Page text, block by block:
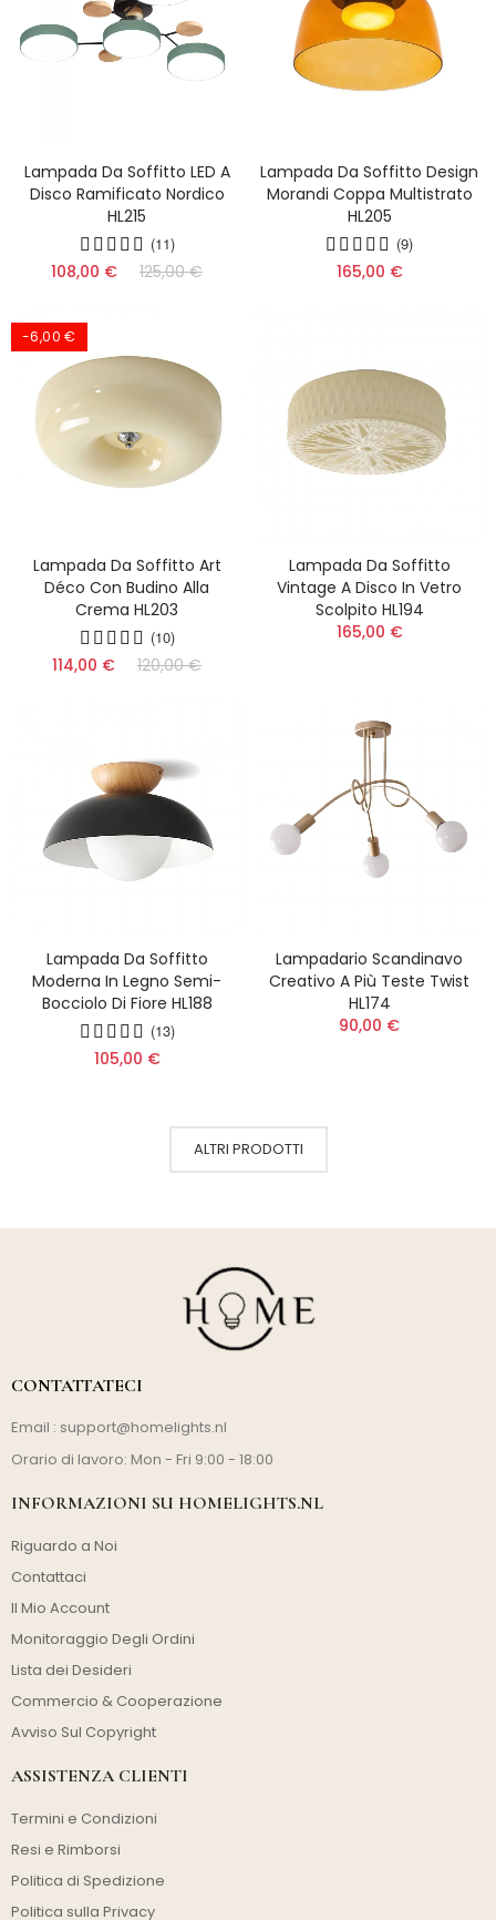
Lampada Da Soffitto LED A
Disco Ramificato Nordico
HL215
(11)
108,00 € 125,00 €
Lampada Da Soffitto Design
Morandi Coppa Multistrato
HL205
(9)
165,00 €
-6,00 €
Lampada Da Soffitto Art
Déco Con Budino Alla
Crema HL203
(10)
114,00 € 120,00 €
Lampada Da Soffitto
Vintage A Disco In Vetro
Scolpito HL194
165,00 €
Lampada Da Soffitto
Moderna In Legno Semi-
Bocciolo Di Fiore HL188
(13)
105,00 €
Lampadario Scandinavo
Creativo A Più Teste Twist
HL174
90,00 €
ALTRI PRODOTTI
CONTATTATECI
Email : support@homelights.nl
Orario di lavoro: Mon - Fri 9:00 - 18:00
INFORMAZIONI SU HOMELIGHTS.NL
Riguardo a Noi
Contattaci
Il Mio Account
Monitoraggio Degli Ordini
Lista dei Desideri
Commercio & Cooperazione
Avviso Sul Copyright
ASSISTENZA CLIENTI
Termini e Condizioni
Resi e Rimborsi
Politica di Spedizione
Politica sulla Privacy